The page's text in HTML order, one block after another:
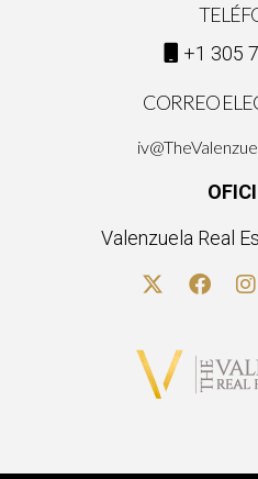
+1 305
CORREO
Valenzuela Real